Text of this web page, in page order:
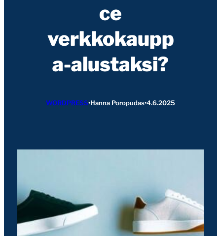
ce
verkkokaupp
a-alustaksi?
WORDPRESS•Hanna Poropudas•4.6.2025